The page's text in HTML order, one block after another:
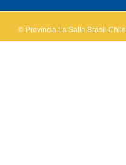
© Província La Salle Brasil-Chile